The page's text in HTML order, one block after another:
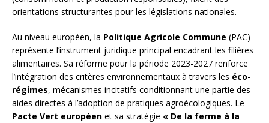
orientations structurantes pour les législations nationales.
Au niveau européen, la Politique Agricole Commune (PAC)
représente l’instrument juridique principal encadrant les filières
alimentaires. Sa réforme pour la période 2023-2027 renforce
l’intégration des critères environnementaux à travers les éco-
régimes, mécanismes incitatifs conditionnant une partie des
aides directes à l’adoption de pratiques agroécologiques. Le
Pacte Vert européen et sa stratégie « De la ferme à la